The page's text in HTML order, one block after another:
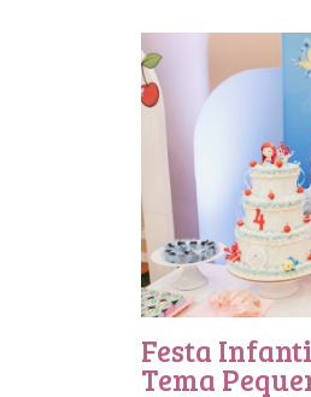
Festa
Tema